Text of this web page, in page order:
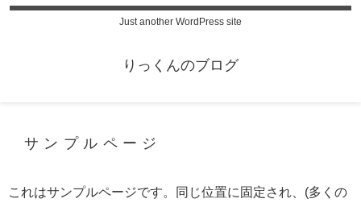
Just another WordPress site
りっくんのブログ
サンプルページ
これはサンプルページです。同じ位置に固定され、(多くの